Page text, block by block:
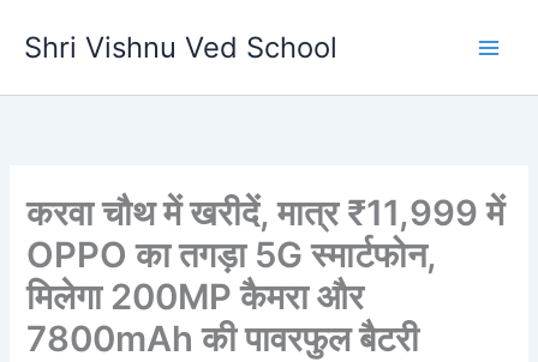
Shri Vishnu Ved School
करवा चौथ में खरीदें, मात्र ₹11,999 में
OPPO का तगड़ा 5G स्मार्टफोन,
मिलेगा 200MP कैमरा और
7800mAh की पावरफुल बैटरी